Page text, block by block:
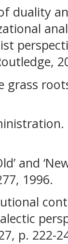
duality
grass
and
1996.
p. 222-